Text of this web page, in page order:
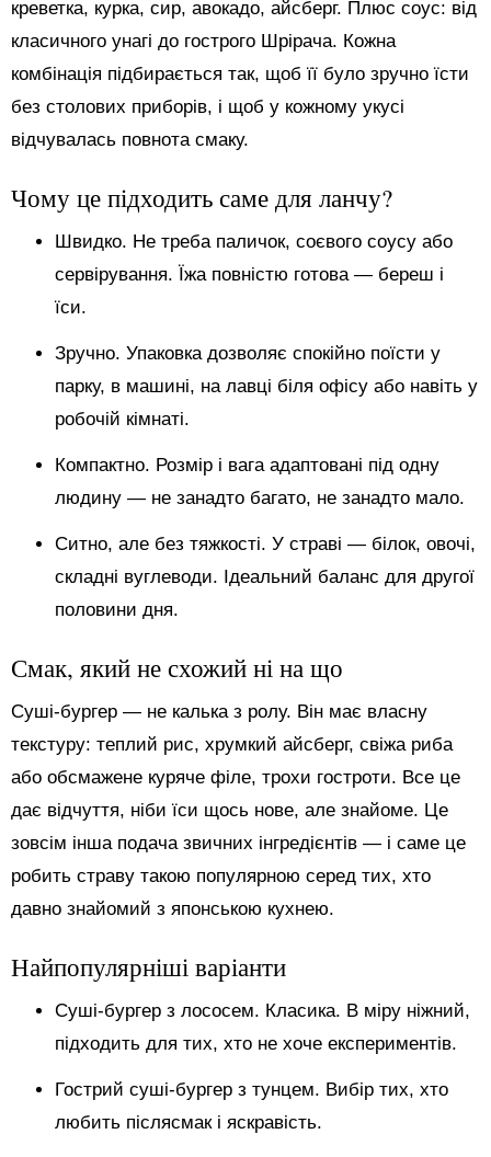
креветка, курка, сир, авокадо, айсберг. Плюс соус: від
класичного унагі до гострого Шрірача. Кожна
комбінація підбирається так, щоб її було зручно їсти
без столових приборів, і щоб у кожному укусі
відчувалась повнота смаку.
Чому це підходить саме для ланчу?
Швидко. Не треба паличок, соєвого соусу або
сервірування. Їжа повністю готова — береш і
їси.
Зручно. Упаковка дозволяє спокійно поїсти у
парку, в машині, на лавці біля офісу або навіть у
робочій кімнаті.
Компактно. Розмір і вага адаптовані під одну
людину — не занадто багато, не занадто мало.
Ситно, але без тяжкості. У страві — білок, овочі,
складні вуглеводи. Ідеальний баланс для другої
половини дня.
Смак, який не схожий ні на що
Суші-бургер — не калька з ролу. Він має власну
текстуру: теплий рис, хрумкий айсберг, свіжа риба
або обсмажене куряче філе, трохи гостроти. Все це
дає відчуття, ніби їси щось нове, але знайоме. Це
зовсім інша подача звичних інгредієнтів — і саме це
робить страву такою популярною серед тих, хто
давно знайомий з японською кухнею.
Найпопулярніші варіанти
Суші-бургер з лососем. Класика. В міру ніжний,
підходить для тих, хто не хоче експериментів.
Гострий суші-бургер з тунцем. Вибір тих, хто
любить післясмак і яскравість.